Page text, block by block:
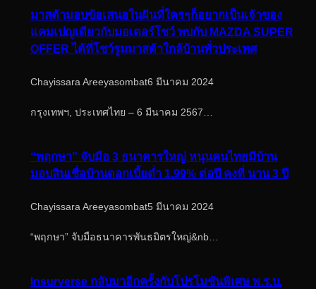
มาสด้ามอบข้อเสนอในฝันที่ใครๆก็อยากเป็นเจ้าของ
แคมเปญเดียวกับมอเตอร์โชว์ พบกับ MAZDA SUPER
OFFER ได้ที่โชว์รูมมาสด้าใกล้บ้านทั่วประเทศ
Chayissara Areeyasombat6 มีนาคม 2024
กรุงเทพฯ, ประเทศไทย – 6 มีนาคม 2567…
“พฤกษา” จับมือ 3 ธนาคารใหญ่ หนุนคนไทยมีบ้าน
มอบสินเชื่อบ้านดอกเบี้ยต่ำ 1.99% ต่อปี คงที่ นาน 3 ปี
Chayissara Areeyasombat5 มีนาคม 2024
“พฤกษา” จับมือธนาคารพันธมิตรใหญ่&nb…
Insurverse กลับมาอีกครั้งกับโปรโมชันพิเศษ พ.ร.บ.